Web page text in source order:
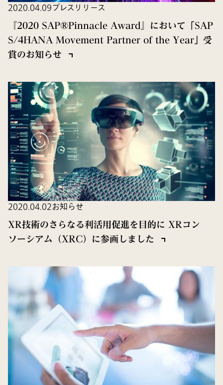
2020.04.09プレスリリース
『2020 SAP®Pinnacle Award』において「SAP
S/4HANA Movement Partner of the Year」受
賞のお知らせ
2020.04.02お知らせ
XR技術のさらなる利活用促進を目的に XRコン
ソーシアム（XRC）に参画しました